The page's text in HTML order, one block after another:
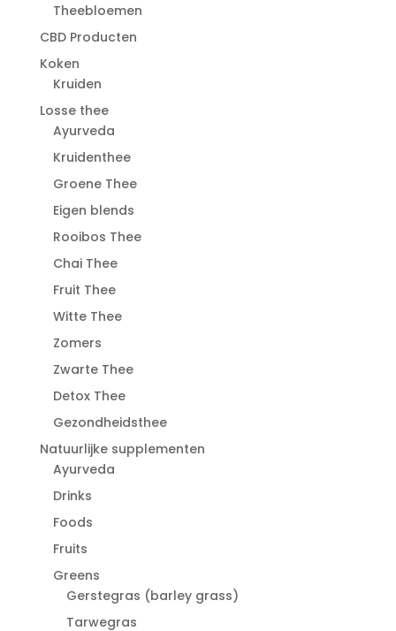
Theebloemen
CBD Producten
Koken
Kruiden
Losse thee
Ayurveda
Kruidenthee
Groene Thee
Eigen blends
Rooibos Thee
Chai Thee
Fruit Thee
Witte Thee
Zomers
Zwarte Thee
Detox Thee
Gezondheidsthee
Natuurlijke supplementen
Ayurveda
Drinks
Foods
Fruits
Greens
Gerstegras (barley grass)
Tarwegras